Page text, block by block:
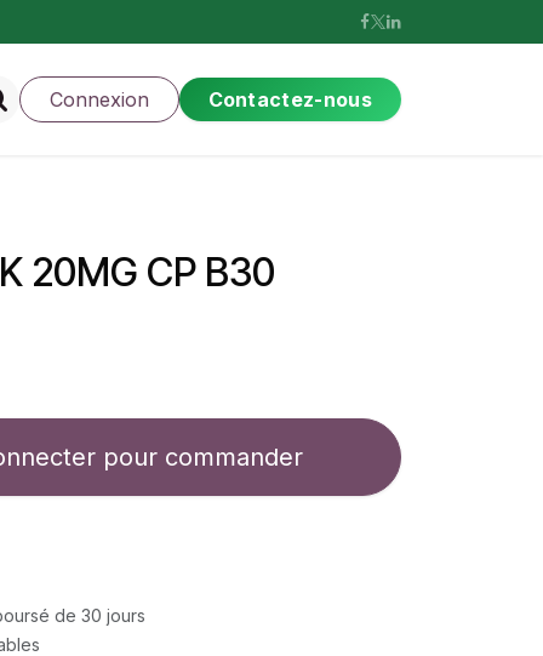
Connexion Contactez-nous
20MG CP B30
pour commander
de 30 jours